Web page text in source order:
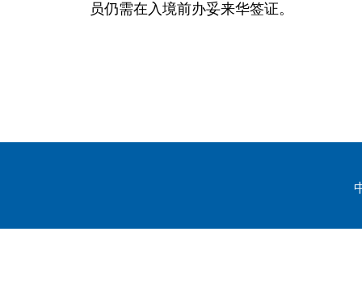
员仍需在入境前办妥来华签证。